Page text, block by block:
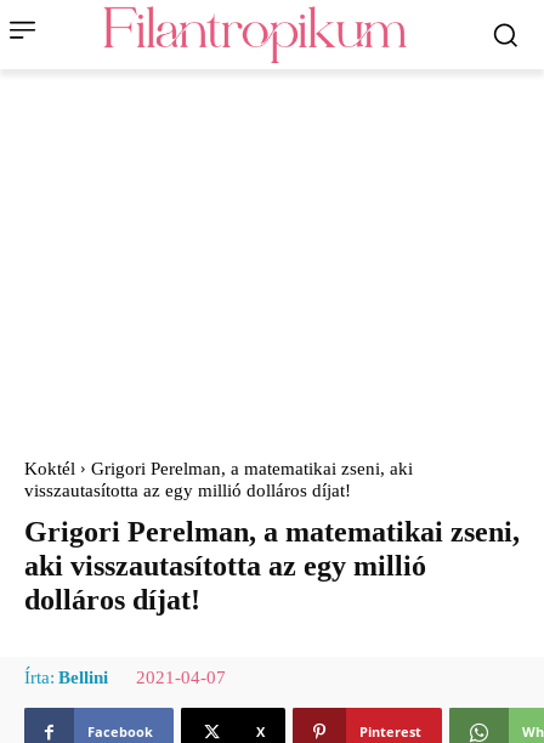
Koktél
Grigori Perelman, a matematikai zseni, aki
visszautasította az egy millió dolláros díjat!
Grigori Perelman, a matematikai zseni,
aki visszautasította az egy millió
dolláros díjat!
Írta: Bellini 2021-04-07
Facebook X Pinterest